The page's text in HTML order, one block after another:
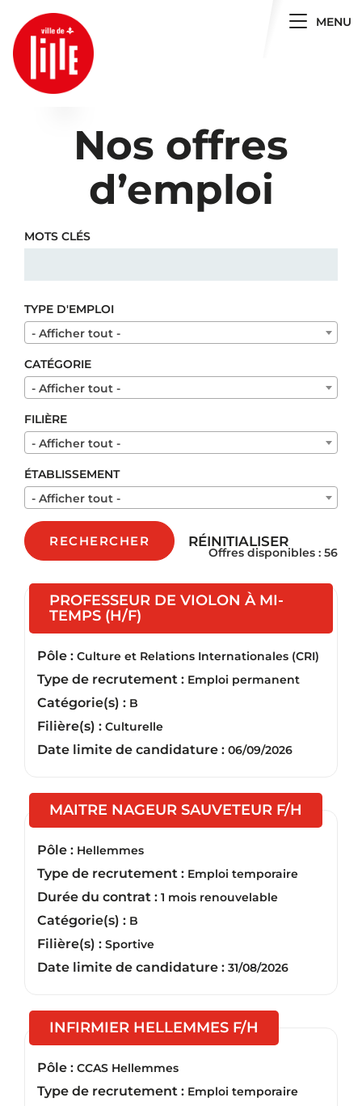
Toggle
MENU
Nos offres
d’emploi
MOTS CLÉS
TYPE D'EMPLOI
- Afficher tout -
CATÉGORIE
- Afficher tout -
FILIÈRE
- Afficher tout -
ÉTABLISSEMENT
- Afficher tout -
RECHERCHER RÉINITIALISER
Offres disponibles : 56
PROFESSEUR DE VIOLON À MI-
TEMPS (H/F)
Pôle : Culture et Relations Internationales (CRI)
Type de recrutement : Emploi permanent
Catégorie(s) : B
Filière(s) : Culturelle
Date limite de candidature : 06/09/2026
MAITRE NAGEUR SAUVETEUR F/H
Pôle : Hellemmes
Type de recrutement : Emploi temporaire
Durée du contrat : 1 mois renouvelable
Catégorie(s) : B
Filière(s) : Sportive
Date limite de candidature : 31/08/2026
INFIRMIER HELLEMMES F/H
Pôle : CCAS Hellemmes
Type de recrutement : Emploi temporaire